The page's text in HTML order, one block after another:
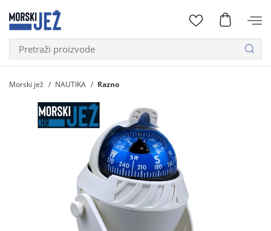
Morski jež NAUTIKA Razno